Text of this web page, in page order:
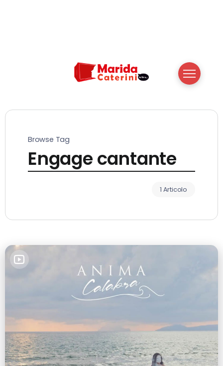
Browse Tag
Engage cantante
1 Articolo